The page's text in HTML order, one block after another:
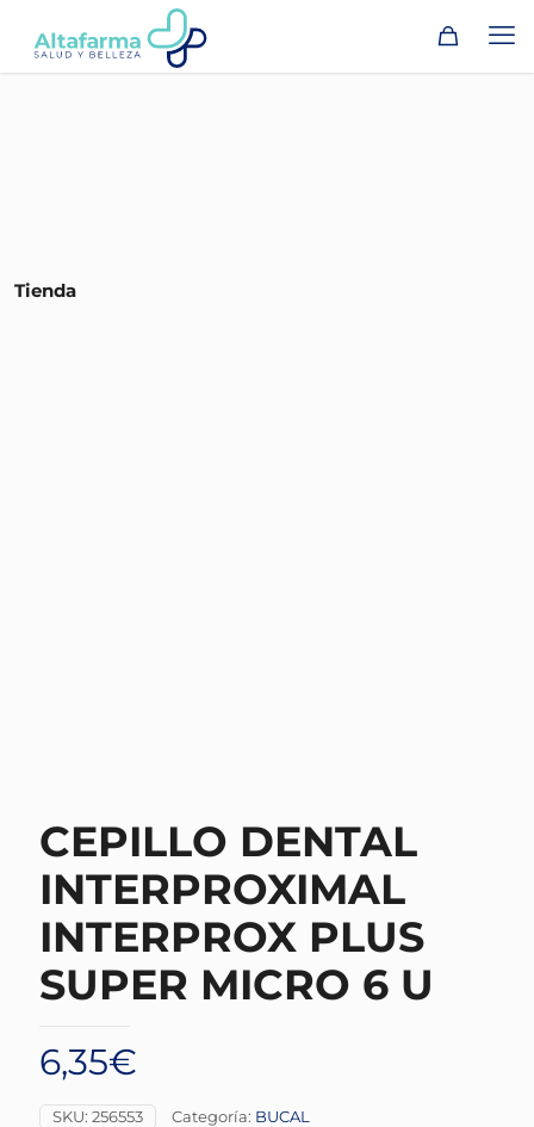
Tienda
CEPILLO DENTAL
INTERPROXIMAL
INTERPROX PLUS
SUPER MICRO 6 U
6,35€
SKU: 256553 Categoría: BUCAL